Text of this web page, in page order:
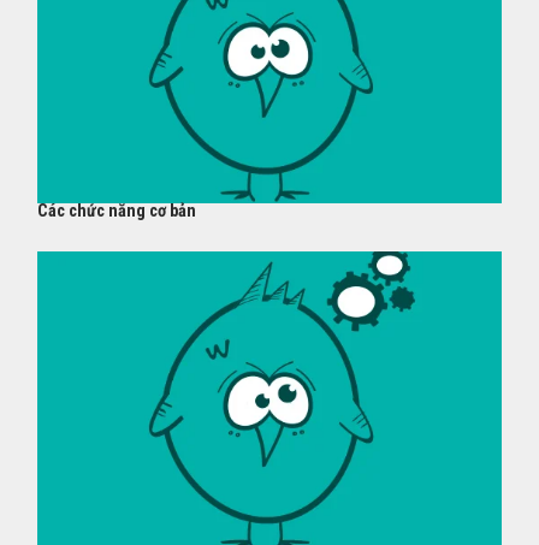
Các chức năng cơ bản